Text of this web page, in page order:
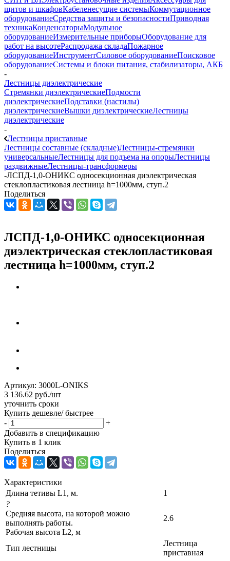
щитов и шкафовКабеленесущие системыКоммутационное
оборудованиеСредства защиты и безопасностиПриводная
техникаКонденсаторыМодульное
оборудованиеИзмерительные приборыОборудование для
работ на высотеРаспродажа складаПожарное
оборудованиеИнструментСиловое оборудованиеПоисковое
оборудованиеСистемы и блоки питания, стабилизаторы, АКБ
-
Лестницы диэлектрические
Стремянки диэлектрическиеПодмости
диэлектрическиеПодставки (настилы)
диэлектрическиеВышки диэлектрическиеЛестницы
диэлектрические
-
Лестницы приставные
Лестницы составные (складные)Лестницы-стремянки
универсальныеЛестницы для подъема на опорыЛестницы
раздвижныеЛестницы-трансформеры
-ЛСПД-1,0-ОНИКС односекционная диэлектрическая
стеклопластиковая лестница h=1000мм, ступ.2
Поделиться
ЛСПД-1,0-ОНИКС односекционная
диэлектрическая стеклопластиковая
лестница h=1000мм, ступ.2
Артикул: 3000L-ONIKS
3 136.62 руб./шт
уточнить сроки
Купить дешевле/ быстрее
-
+
Добавить в спецификацию
Купить в 1 клик
Поделиться
Характеристики
Длина тетивы L1, м.
1
?
Средняя высота, на которой можно
выполнять работы.
Рабочая высота L2, м
2.6
Тип лестницы
Лестница
приставная